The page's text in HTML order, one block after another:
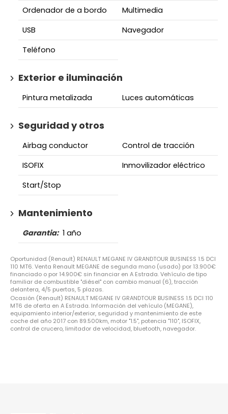
Ordenador de a bordo
Multimedia
USB
Navegador
Teléfono
Exterior e iluminación
Pintura metalizada Luces automáticas
Seguridad y otros
Airbag conductor
Control de tracción
ISOFIX
Inmovilizador eléctrico
Start/Stop
Mantenimiento
Garantia: 1 año
Oportunidad (Renault) RENAULT MEGANE IV GRANDTOUR BUSINESS 1.5 DCI
110 MT6. Venta Renault MEGANE de segunda mano (usado) por 13.900€
financiado o por 14.900€ sin financiar en A Estrada. Vehículo de tipo
familiar de combustible "diésel" con cambio manual (6), tracción
delantera, 4/5 puertas, 5 plazas.
Ocasión (Renault) RENAULT MEGANE IV GRANDTOUR BUSINESS 1.5 DCI 110
MT6 de oferta en A Estrada. Información del vehículo (MEGANE),
equipamiento interior/exterior, seguridad y mantenimiento de este
coche del año 2017 con 89.500km, motor "1.5", potencia "110", ISOFIX,
control de crucero, limitador de velocidad, bluetooth, navegador.